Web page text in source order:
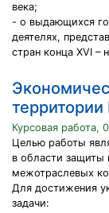
века;
- о выдающихся
деятелях,
стран конца XVI –
территории
Курсовая работа,
Целью работы
в области защиты
межотраслевых
Для достижения
задачи: